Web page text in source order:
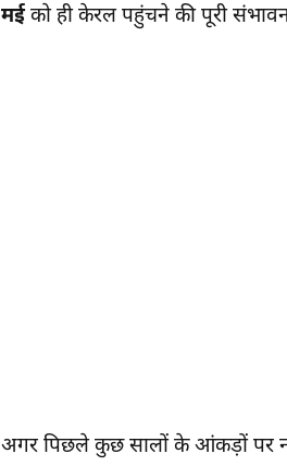
मईको ही केरल पहुंचने की पूरी
अगर पिछले कुछ सालों के आंकड़ों पर